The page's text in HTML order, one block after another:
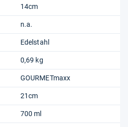
14cm
n.a.
Edelstahl
0,69 kg
GOURMETmaxx
21cm
700 ml